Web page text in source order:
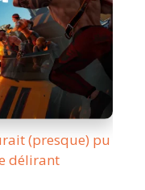
(presque) pu
délirant